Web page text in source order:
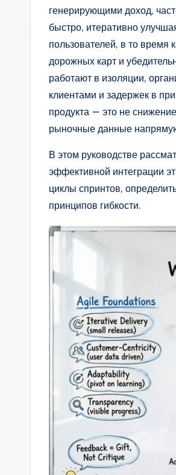
A
ft
w
генерирующими доход,
быстро, итеративно
пользователей, в то время
дорожных карт и
работают в изоляции,
клиентами и задержек в
продукта — это не
рыночные данные
В этом руководстве
эффективной интеграции
циклы спринтов,
принципов гибкости.